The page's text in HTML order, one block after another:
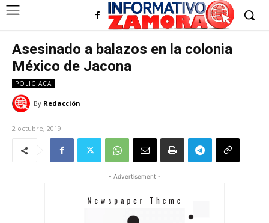
Asesinado a balazos en la colonia
México de Jacona
POLICIACA
By Redacción
2 octubre, 2019
- Advertisement -